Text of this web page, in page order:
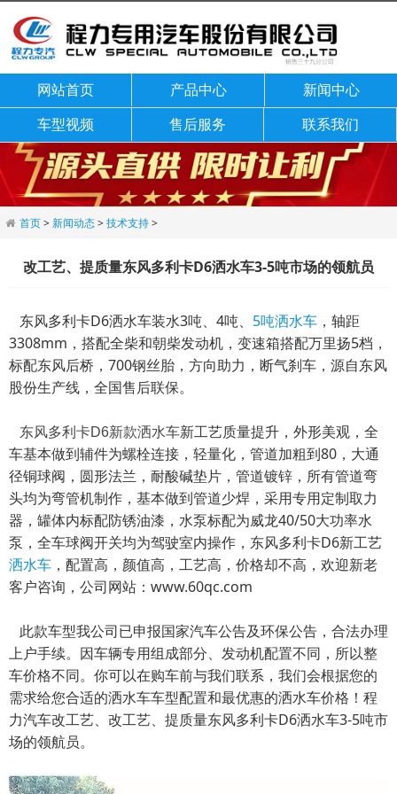
网站首页 产品中心
新闻中心
车型视频
售后服务 联系我们
首页>新闻动态>技术支持>
改工艺、提质量东风多利卡D6洒水车3-5吨市场的领航员
东风多利卡D6洒水车装水3吨、4吨、 5吨洒水车 ，轴距
3308mm，搭配全柴和朝柴发动机，变速箱搭配万里扬5档，
标配东风后桥，700钢丝胎，方向助力，断气刹车，源自东风
股份生产线，全国售后联保。
东风多利卡D6新款洒水车新工艺质量提升，外形美观，全
车基本做到辅件为螺栓连接，轻量化，管道加粗到80，大通
径铜球阀，圆形法兰，耐酸碱垫片，管道镀锌，所有管道弯
头均为弯管机制作，基本做到管道少焊，采用专用定制取力
器，罐体内标配防锈油漆，水泵标配为威龙40/50大功率水
泵，全车球阀开关均为驾驶室内操作，东风多利卡D6新工艺
洒水车 ，配置高，颜值高，工艺高，价格却不高，欢迎新老
客户咨询，公司网站：www.60qc.com
此款车型我公司已申报国家汽车公告及环保公告，合法办理
上户手续。因车辆专用组成部分、发动机配置不同，所以整
车价格不同。你可以在购车前与我们联系，我们会根据您的
需求给您合适的洒水车车型配置和最优惠的洒水车价格！程
力汽车改工艺、改工艺、提质量东风多利卡D6洒水车3-5吨市
场的领航员。